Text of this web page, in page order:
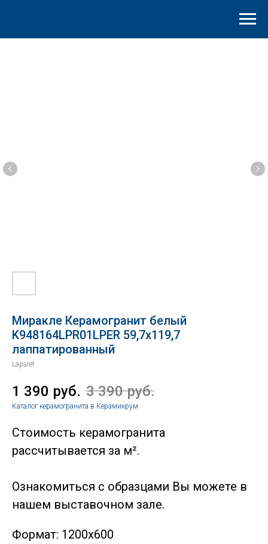
Миракле Керамогранит белый
K948164LPR01LPER 59,7х119,7
лаппатированный
Laparet
1 390 руб. 3 390 руб.
Каталог керамогранита в Керамикрум
Стоимость керамогранита
рассчитывается за м².
Ознакомиться с образцами Вы можете в
нашем выставочном зале.
Формат: 1200х600